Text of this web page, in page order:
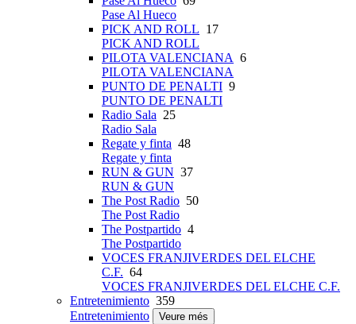
Pase Al Hueco
PICK AND ROLL 17
PICK AND ROLL
PILOTA VALENCIANA 6
PILOTA VALENCIANA
PUNTO DE PENALTI 9
PUNTO DE PENALTI
Radio Sala 25
Radio Sala
Regate y finta 48
Regate y finta
RUN & GUN 37
RUN & GUN
The Post Radio 50
The Post Radio
The Postpartido 4
The Postpartido
VOCES FRANJIVERDES DEL ELCHE
C.F. 64
VOCES FRANJIVERDES DEL ELCHE C.F.
Entretenimiento 359
Entretenimiento
Veure més